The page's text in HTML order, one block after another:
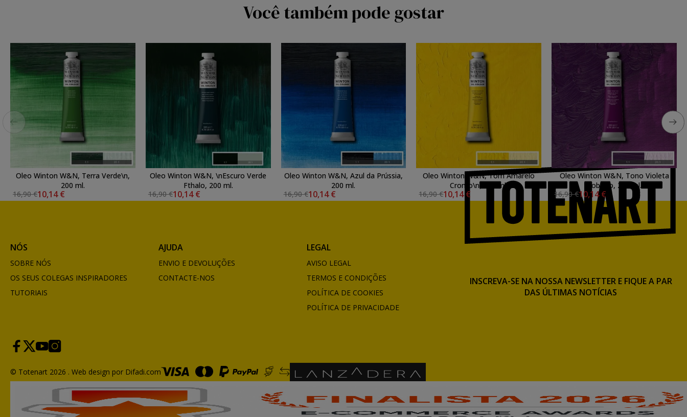
Você também pode gostar
Oleo Winton W&N, Terra Verde\n,
200 ml.
16,90 €10,14 €
Oleo Winton W&N, \nEscuro Verde
Fthalo, 200 ml.
16,90 €10,14 €
Oleo Winton W&N, Azul da Prússia,
200 ml.
16,90 €10,14 €
Oleo Winton W&N, Tom Amarelo
Cromo\n, 200 ml.
16,90 €10,14 €
Oleo Winton W&N, Tono Violeta
Cobalto, 200 ml.
16,90 €10,14 €
NÓS
SOBRE NÓS
OS SEUS COLEGAS INSPIRADORES
TUTORIAIS
AJUDA
ENVIO E DEVOLUÇÕES
CONTACTE-NOS
LEGAL
AVISO LEGAL
TERMOS E CONDIÇÕES
POLÍTICA DE COOKIES
POLÍTICA DE PRIVACIDADE
INSCREVA-SE NA NOSSA NEWSLETTER E FIQUE A PAR
DAS ÚLTIMAS NOTÍCIAS
© Totenart 2026 . Web design por Difadi.com